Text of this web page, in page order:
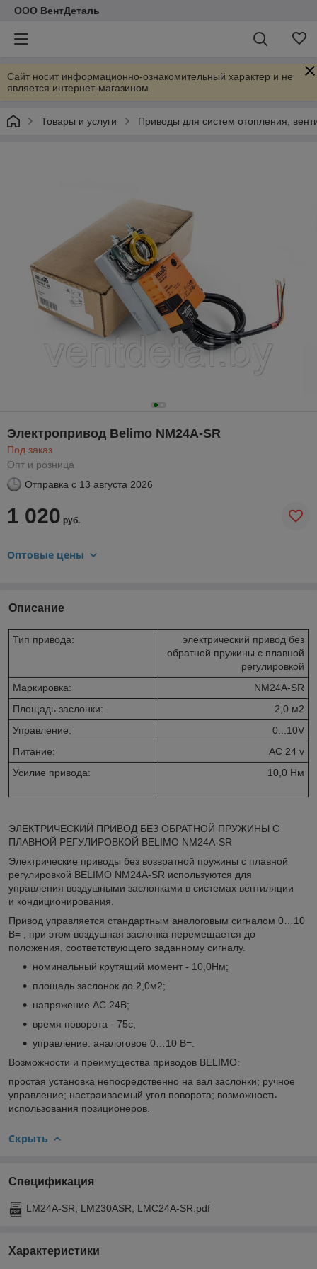
ООО ВентДеталь
Сайт носит информационно-ознакомительный характер и не
является интернет-магазином.
Товары и услуги Приводы для систем отопления,
Электропривод Belimo NM24A-SR
Под заказ
Опт и розница
Отправка с 13 августа 2026
1 020 руб.
Оптовые цены
Описание
Тип привода:
электрический привод без
обратной пружины с плавной
регулировкой
Маркировка:
NM24A-SR
Площадь заслонки:
2,0 м2
Управление:
0...10V
Питание:
АС 24 v
Усилие привода:
10,0 Нм
ЭЛЕКТРИЧЕСКИЙ ПРИВОД БЕЗ ОБРАТНОЙ ПРУЖИНЫ С
ПЛАВНОЙ РЕГУЛИРОВКОЙ BELIMO NM24A-SR
Электрические приводы без возвратной пружины с плавной
регулировкой BELIMO NM24A-SR используются для
управления воздушными заслонками в системах вентиляции
и кондиционирования.
Привод управляется стандартным аналоговым сигналом 0…10
В= , при этом воздушная заслонка перемещается до
положения, соответствующего заданному сигналу.
номинальный крутящий момент - 10,0Нм;
площадь заслонок до 2,0м2;
напряжение АС 24В;
время поворота - 75с;
управление: аналоговое 0…10 В=.
Возможности и преимущества приводов BELIMO:
простая установка непосредственно на вал заслонки; ручное
управление; настраиваемый угол поворота; возможность
использования позиционеров.
Скрыть
Спецификация
LM24A-SR, LM230ASR, LMC24A-SR.pdf
Характеристики